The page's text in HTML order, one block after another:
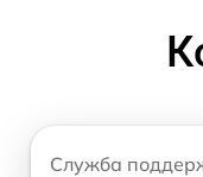
Служба